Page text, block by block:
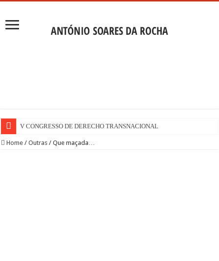
V CONGRESSO DE DERECHO TRANSNACIONAL
Home / Outras / Que maçada…